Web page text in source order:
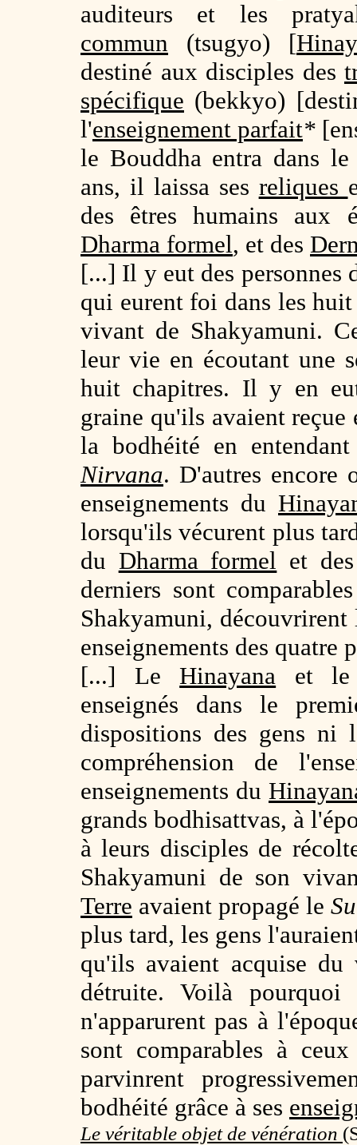
auditeurs et les
commun (tsugyo) [
destiné aux disciples des
spécifique (bekkyo)
l'enseignement parfait*
le Bouddha entra dans
ans, il laissa ses reliques
des êtres humains aux
Dharma formel, et des
[...] Il y eut des personnes
qui eurent foi dans les
vivant de Shakyamuni.
leur vie en écoutant une
huit chapitres. Il y en
graine qu'ils avaient
la bodhéité en
Nirvana. D'autres encore
enseignements du
lorsqu'ils vécurent plus
du Dharma formel et
derniers sont
Shakyamuni,
enseignements des quatre
[...] Le Hinayana et
enseignés dans le
dispositions des gens ni
compréhension de
enseignements du
grands bodhisattvas, à
à leurs disciples de
Shakyamuni de son
Terre avaient propagé le
plus tard, les gens
qu'ils avaient acquise
détruite. Voilà
n'apparurent pas à
sont comparables à
parvinrent
bodhéité grâce à ses
Le véritable objet de vénération (